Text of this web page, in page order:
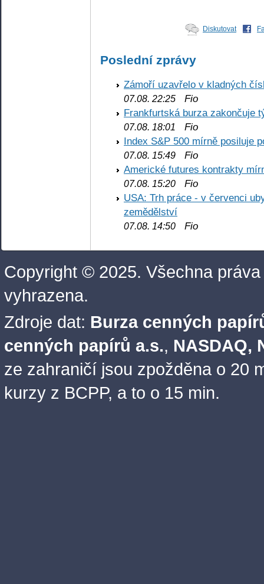
Diskutovat
Poslední zprávy
Zámoří uzavřelo v kladných
07.08. 22:25 Fio
Frankfurtská burza zakončuje
07.08. 18:01
Fio
Index S&P 500 mírně posiluje
07.08. 15:49 Fio
Americké futures kontrakty
07.08. 15:20 Fio
USA: Trh práce - v červenci
zemědělství
07.08. 14:50 Fio
Copyright © 2025. Všechna práva
vyhrazena.
Zdroje dat: Burza cenných
cenných papírů a.s., NASDAQ,
ze zahraničí jsou zpožděna o 20
kurzy z BCPP, a to o 15 min.